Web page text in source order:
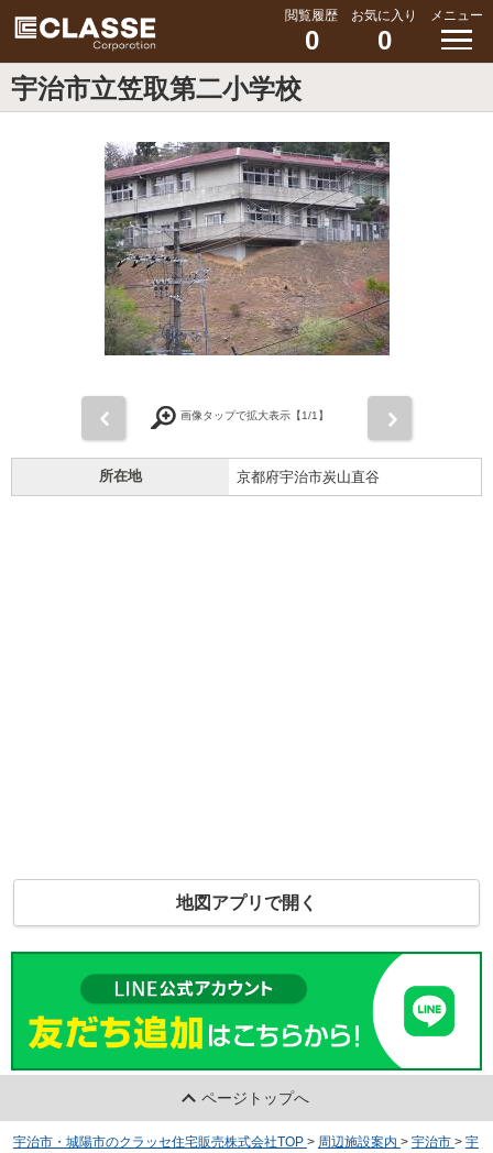
閲覧履歴
0
お気に入り
0
メニュー
宇治市立笠取第二小学校
画像タップで拡大表示【1/1】
所在地 京都府宇治市炭山直谷
地図アプリで開く
ページトップへ
宇治市・城陽市のクラッセ住宅販売株式会社TOP > 周辺施設案内 > 宇治市 > 宇